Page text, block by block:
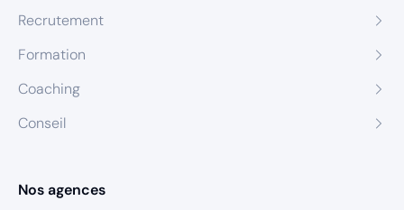
Recrutement
Formation
Coaching
Conseil
Nos agences